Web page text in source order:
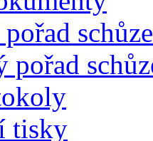
schůze
pořad
tisky